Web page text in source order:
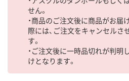
せん。
・商品のご注文後に商品がお届
際には、ご注文をキャンセルさ
す。
・ご注文後に一時品切れが判明
けとなります。